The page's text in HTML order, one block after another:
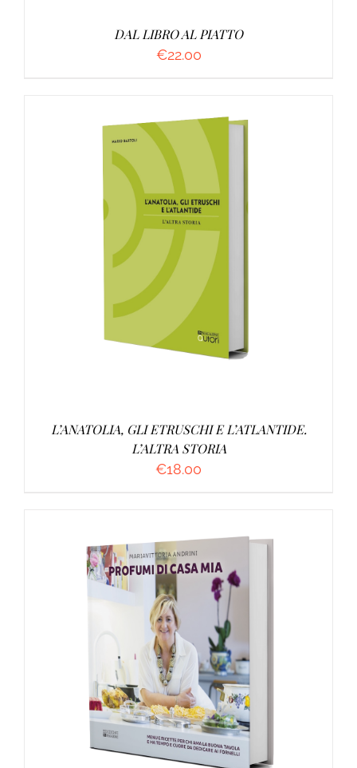
DAL LIBRO AL PIATTO
€22.00
AGGIUNGI AL CARRELLO /
L’ANATOLIA, GLI ETRUSCHI E L’ATLANTIDE.
L’ALTRA STORIA
€18.00
AGGIUNGI AL CARRELLO / DETTAGLI